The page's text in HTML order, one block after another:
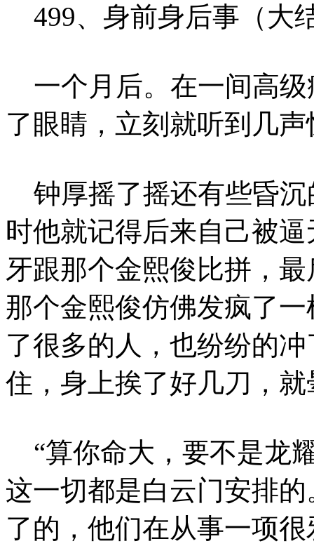
499、身前身后事（大
一个月后。在一间高级
了眼睛，立刻就听到几
钟厚摇了摇还有些昏沉
时他就记得后来自己被
牙跟那个金熙俊比拼，
那个金熙俊仿佛发疯了
了很多的人，也纷纷的
住，身上挨了好几刀，
“算你命大，要不是龙
这一切都是白云门安排
了的，他们在从事一项